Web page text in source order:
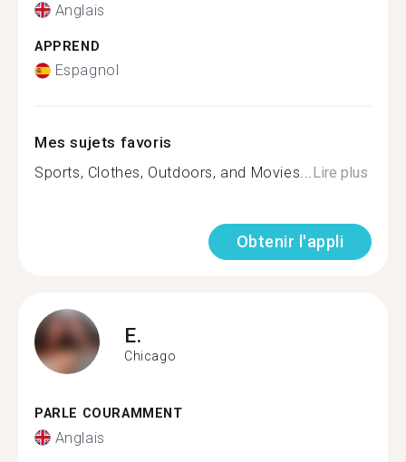
Anglais
APPREND
Espagnol
Mes sujets favoris
Sports, Clothes, Outdoors, and Movies...Lire plus
Obtenir l'appli
E.
Chicago
PARLE COURAMMENT
Anglais